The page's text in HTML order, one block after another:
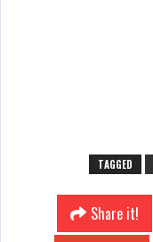
TAGGED
Share it!